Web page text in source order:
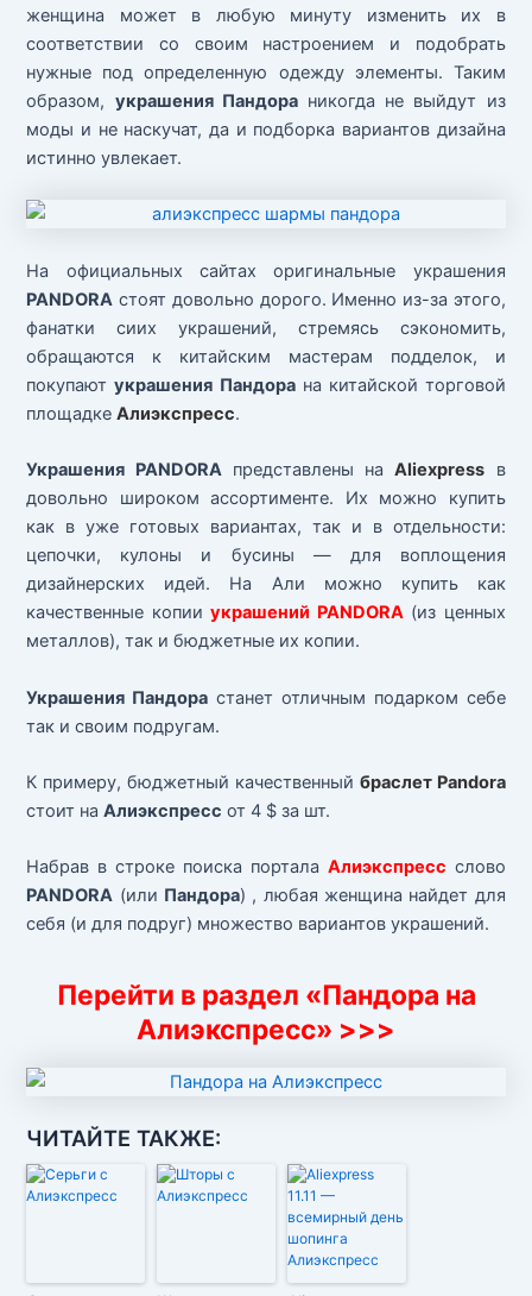
женщина может в любую минуту изменить их в
соответствии со своим настроением и подобрать
нужные под определенную одежду элементы. Таким
образом, украшения Пандораникогда не выйдут из
моды и не наскучат, да и подборка вариантов дизайна
истинно увлекает.
На официальных сайтах оригинальные украшения
PANDORA стоят довольно дорого. Именно из-за этого,
фанатки сиих украшений, стремясь сэкономить,
обращаются к китайским мастерам подделок, и
покупаютукрашения Пандорана китайской торговой
площадкеАлиэкспресс.
Украшения PANDORAпредставлены наAliexpress в
довольно широком ассортименте. Их можно купить
как в уже готовых вариантах, так и в отдельности:
цепочки, кулоны и бусины — для воплощения
дизайнерских идей. На Али можно купить как
качественные копииукрашений PANDORA(из ценных
металлов), так и бюджетные их копии.
Украшения Пандора станет отличным подарком себе
так и своим подругам.
К примеру, бюджетный качественный браслет Pandora
стоит наАлиэкспресс от 4 $ за шт.
Набрав в строке поиска портала Алиэкспресс слово
PANDORA (или Пандора) , любая женщина найдет для
себя (и для подруг) множество вариантов украшений.
Перейти в раздел «Пандора на
Алиэкспресс» >>>
ЧИТАЙТЕ ТАКЖЕ: